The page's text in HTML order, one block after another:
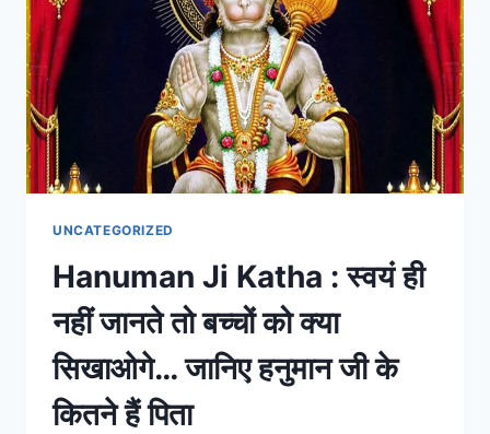
UNCATEGORIZED
Hanuman Ji Katha : स्वयं ही
नहीं जानते तो बच्चों को क्या
सिखाओगे… जानिए हनुमान जी के
कितने हैं पिता